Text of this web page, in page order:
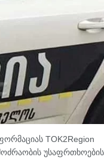
TOK2Region